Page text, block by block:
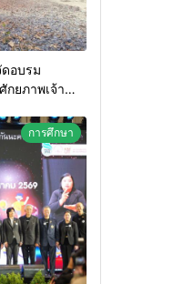
อบรม
กยภาพเจ้า
การศึกษา